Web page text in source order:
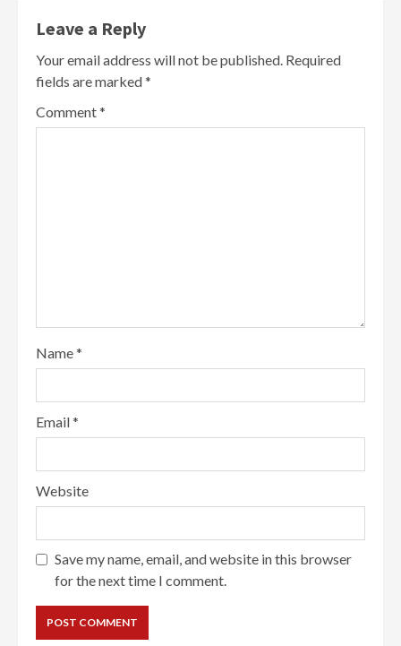
Leave a Reply
Your email address will not be published. Required
fields are marked*
Comment*
Name*
Email*
Website
Save my name, email, and website in this browser
for the next time I comment.